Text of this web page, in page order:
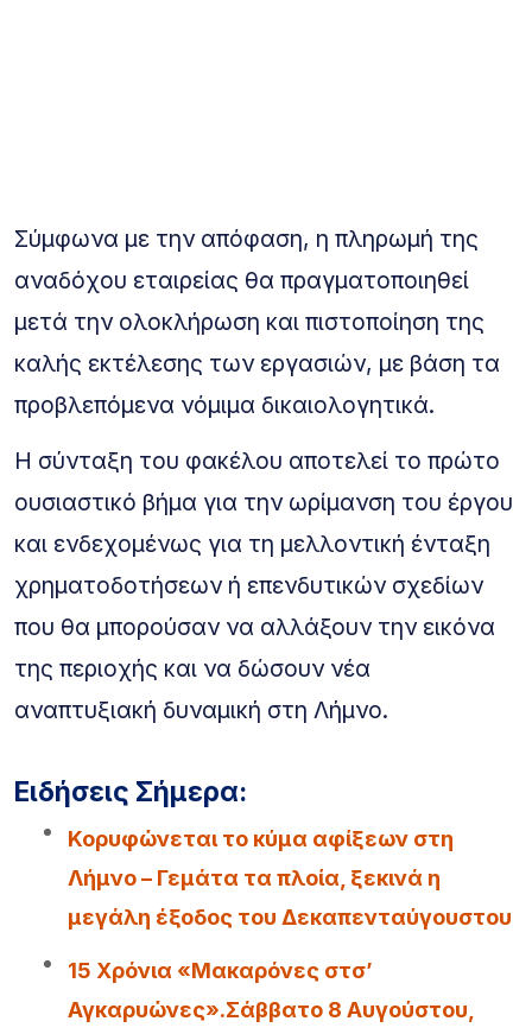
Σύμφωνα με την απόφαση, η πληρωμή της
αναδόχου εταιρείας θα πραγματοποιηθεί
μετά την ολοκλήρωση και πιστοποίηση της
καλής εκτέλεσης των εργασιών, με βάση τα
προβλεπόμενα νόμιμα δικαιολογητικά.
Η σύνταξη του φακέλου αποτελεί το πρώτο
ουσιαστικό βήμα για την ωρίμανση του έργου
και ενδεχομένως για τη μελλοντική ένταξη
χρηματοδοτήσεων ή επενδυτικών σχεδίων
που θα μπορούσαν να αλλάξουν την εικόνα
της περιοχής και να δώσουν νέα
αναπτυξιακή δυναμική στη Λήμνο.
Ειδήσεις Σήμερα:
Κορυφώνεται το κύμα αφίξεων στη
Λήμνο – Γεμάτα τα πλοία, ξεκινά η
μεγάλη έξοδος του Δεκαπενταύγουστου
15 Χρόνια «Μακαρόνες στσ’
Αγκαρυώνες».Σάββατο 8 Αυγούστου,